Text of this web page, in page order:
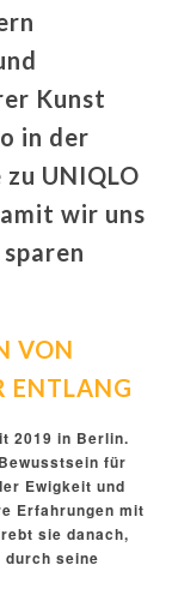
Kunst
in der
UNIQLO
wir uns
VON
ENTLANG
2019 in Berlin.
für
Ewigkeit und
Erfahrungen mit
sie danach,
seine